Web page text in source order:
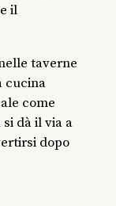
il
taverne
cucina
come
dà il via a
dopo